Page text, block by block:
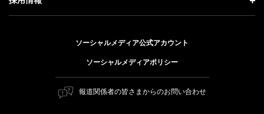
人材戦略
個人投資家の皆さまへ
株式と社債について
トップメッセージ
ESG方針・体制
マテリアリティ（重要課題）
障がい者採用
ソーシャルメディア公式アカウント
ソーシャルメディアポリシー
報道関係者の皆さまからのお問い合わせ